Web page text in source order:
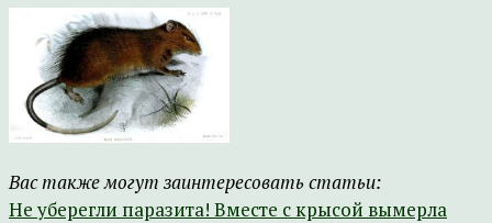
Вас также могут заинтересовать статьи:
Не уберегли паразита! Вместе с крысой вымерла